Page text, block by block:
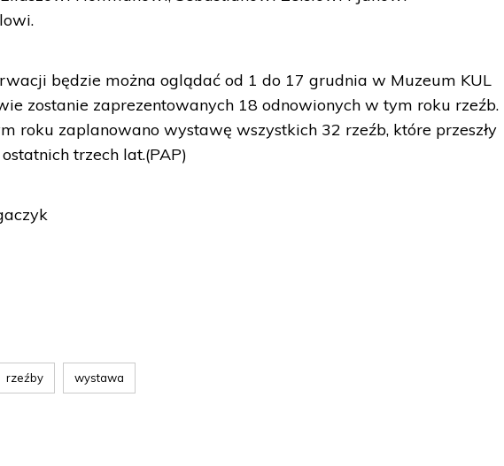
będzie można oglądać od 1 do 17 grudnia w Muzeum KUL
zostanie zaprezentowanych 18 odnowionych w tym roku rzeźb.
roku zaplanowano wystawę wszystkich 32 rzeźb, które przeszły
trzech lat.(PAP)
rzeźby wystawa